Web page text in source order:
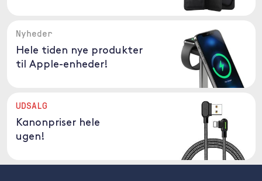
Nyheder
Hele tiden nye produkter
til Apple-enheder!
UDSALG
Kanonpriser hele
ugen!